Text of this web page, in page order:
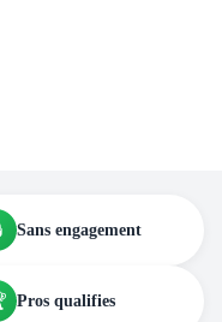
Sans engagement
Pros qualifies